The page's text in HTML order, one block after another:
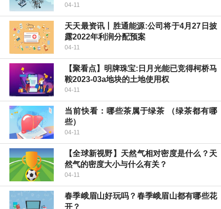
04-11
天天最资讯丨胜通能源:公司将于4月27日披
露2022年利润分配预案
04-11
【聚看点】明牌珠宝:日月光能已竞得柯桥马
鞍2023-03a地块的土地使用权
04-11
当前快看：哪些茶属于绿茶 （绿茶都有哪
些）
04-11
【全球新视野】天然气相对密度是什么？天
然气的密度大小与什么有关？
04-11
春季峨眉山好玩吗？春季峨眉山都有哪些花
开？